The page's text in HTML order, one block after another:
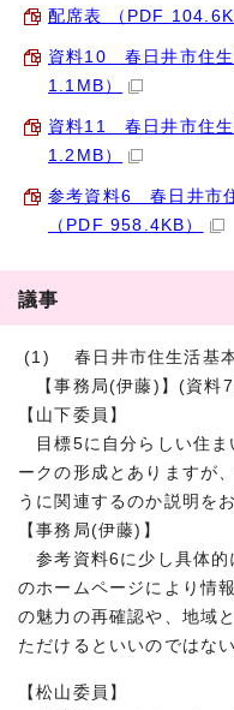
配席表 （PDF
資料10 春日井市住生
1.1MB）
資料11 春日井市住生
1.2MB）
参考資料6 春日井市
（PDF 958.4KB）
議事
(1) 春日井市住生活基本
【事務局(伊藤)】(資料7
【山下委員】
目標5に自分らしい住ま
ークの形成とありますが
うに関連するのか説明を
【事務局(伊藤)】
参考資料6に少し具体的
のホームページにより情
の魅力の再確認や、地域
ただけるといいのではな
【松山委員】